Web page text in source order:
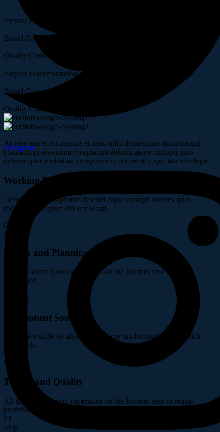
Instagram
Prepare Documentation
Brand Consistency
Quality Control System
Prepare Documentation
Brand Consistency
Quality Control System
At vero eos et accusamus et iusto odio dignissimos ducimus qui
blanditiis praesentium voluptatum deleniti atque corrupti quos
dolores quas molestias excepturi sint occaecati cupiditate similique.
Working Process
Demoralized voluptatum deleniti atque corrupti dolores quas
molestias excepturi sint occaecati.
01
Step
Design and Planning
All the Lorem Ipsum generators on the Internet tend to repeat
predefined.
Component Sourcing
Ority have suffered alteration in some randomised words which
don't look.
03
Step
Testing and Quality
All the Lorem Ipsum generators on the Internet tend to repeat
predefined.
04
Step